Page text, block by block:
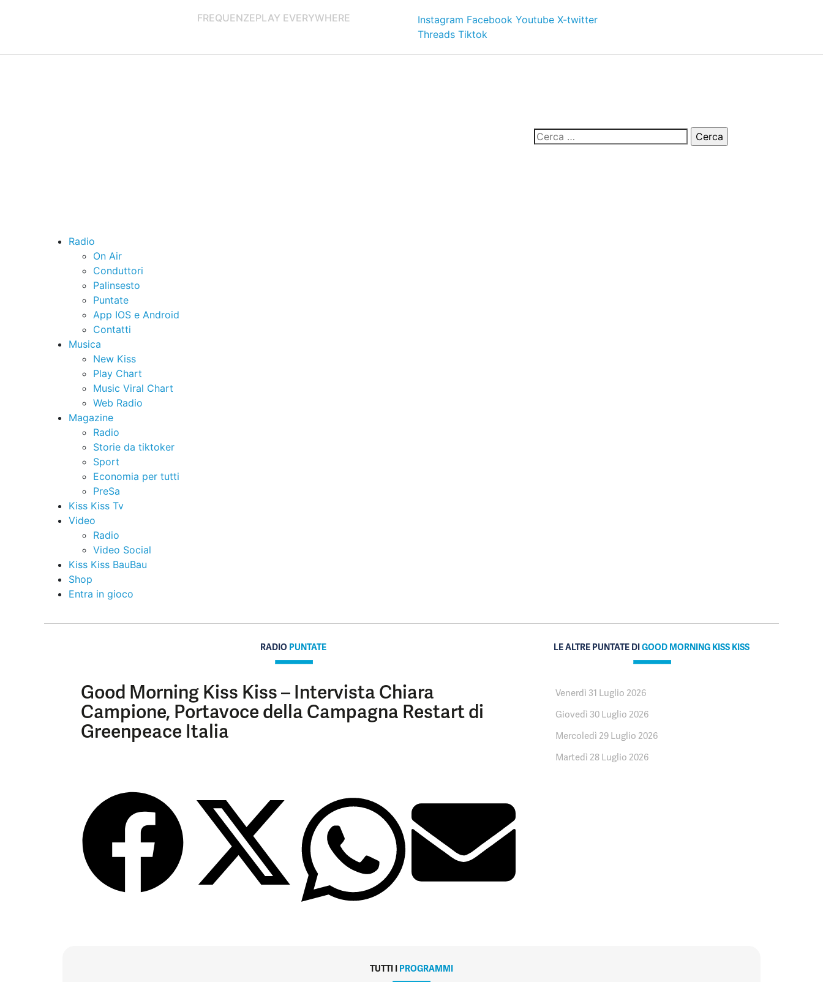
FREQUENZEPLAY EVERYWHERE Instagram Facebook Youtube X-twitter
Threads Tiktok
Radio
On Air
Conduttori
Palinsesto
Puntate
App IOS e Android
Contatti
Musica
New Kiss
Play Chart
Music Viral Chart
Web Radio
Magazine
Radio
Storie da tiktoker
Sport
Economia per tutti
PreSa
Kiss Kiss Tv
Video
Radio
Video Social
Kiss Kiss BauBau
Shop
Entra in gioco
RADIO PUNTATE
Good Morning Kiss Kiss – Intervista Chiara
Campione, Portavoce della Campagna Restart di
Greenpeace Italia
LE ALTRE PUNTATE DIGOOD MORNING KISS KISS
Venerdì 31 Luglio 2026
Giovedì 30 Luglio 2026
Mercoledì 29 Luglio 2026
Martedì 28 Luglio 2026
TUTTI I PROGRAMMI